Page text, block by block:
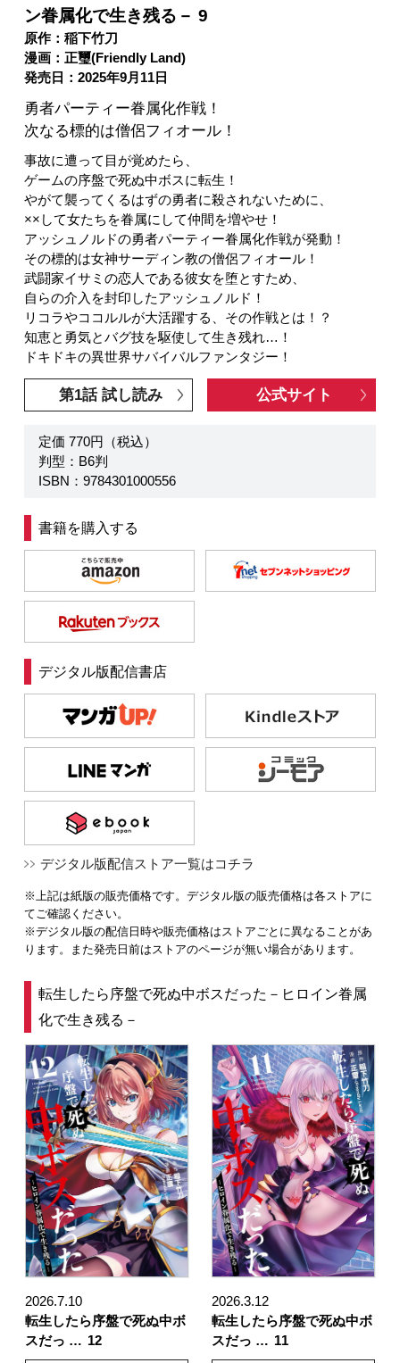
ン眷属化で生き残る－ 9
原作：稲下竹刀
漫画：正璽(Friendly Land)
発売日：2025年9月11日
勇者パーティー眷属化作戦！
次なる標的は僧侶フィオール！
事故に遭って目が覚めたら、
ゲームの序盤で死ぬ中ボスに転生！
やがて襲ってくるはずの勇者に殺されないために、
××して女たちを眷属にして仲間を増やせ！
アッシュノルドの勇者パーティー眷属化作戦が発動！
その標的は女神サーディン教の僧侶フィオール！
武闘家イサミの恋人である彼女を堕とすため、
自らの介入を封印したアッシュノルド！
リコラやココルルが大活躍する、その作戦とは！？
知恵と勇気とバグ技を駆使して生き残れ…！
ドキドキの異世界サバイバルファンタジー！
第1話 試し読み 公式サイト
定価 770円（税込）
判型：B6判
ISBN：9784301000556
書籍を購入する
デジタル版配信書店
デジタル版配信ストア一覧はコチラ
※上記は紙版の販売価格です。デジタル版の販売価格は各ストアに
てご確認ください。
※デジタル版の配信日時や販売価格はストアごとに異なることがあ
ります。また発売日前はストアのページが無い場合があります。
転生したら序盤で死ぬ中ボスだった－ヒロイン眷属
化で生き残る－
2026.7.10
転生したら序盤で死ぬ中ボ
スだっ … 12
2026.3.12
転生したら序盤で死ぬ中ボ
スだっ … 11